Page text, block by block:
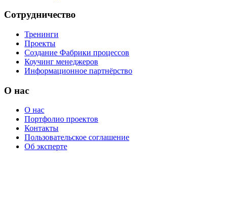
Сотрудничество
Тренинги
Проекты
Создание Фабрики процессов
Коучинг менеджеров
Информационное партнёрство
О нас
О нас
Портфолио проектов
Контакты
Пользовательское соглашение
Об эксперте